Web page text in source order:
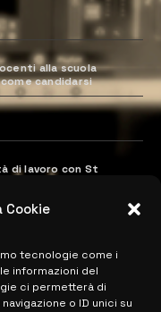
Cookie
tecnologie come i
informazioni del
ci permetterà di
o ID unici su
alla scuola
candidarsi
di lavoro con St